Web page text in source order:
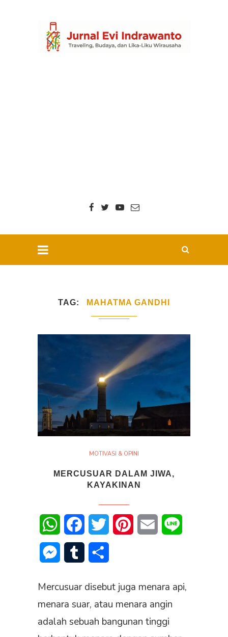
TAG MAHATMA GANDHI
MOTIVASI & OPINI
MERCUSUAR DALAM JIWA,
KAYAKINAN
WhatsAppFacebookTwitter PinterestEmail
Messenger
Tumblr
Mercusuar disebut juga menara api,
menara suar, atau menara angin
adalah sebuah bangunan tinggi